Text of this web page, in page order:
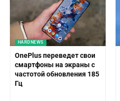
HARDNEWS
OnePlus переведет свои
смартфоны на экраны с
частотой обновления 185
Гц